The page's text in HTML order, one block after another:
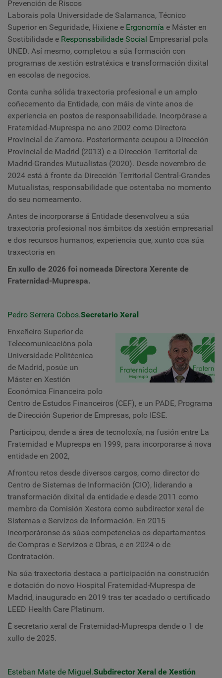
Prevención de Riscos
Laborais pola Universidade de Salamanca, Técnico
Superior en Seguridade, Hixiene e Ergonomía e Máster en
Sostibilidade e Responsabilidade Social Empresarial pola
UNED. Así mesmo, completou a súa formación con
programas de xestión estratéxica e transformación dixital
en escolas de negocios.
Conta cunha sólida traxectoria profesional e un amplo
coñecemento da Entidade, con máis de vinte anos de
experiencia en postos de responsabilidade. Incorpórase a
Fraternidad-Muprespa no ano 2002 como Directora
Provincial de Zamora. Posteriormente ocupou a Dirección
Provincial de Madrid (2013) e a Dirección Territorial de
Madrid-Grandes Mutualistas (2020). Desde novembro de
2024 está á fronte da Dirección Territorial Central-Grandes
Mutualistas, responsabilidade que ostentaba no momento
do seu nomeamento.
Antes de incorporarse á Entidade desenvolveu a súa
traxectoria profesional nos ámbitos da xestión empresarial
e dos recursos humanos, experiencia que, xunto coa súa
traxectoria en
En xullo de 2026 foi nomeada Directora Xerente de
Fraternidad-Muprespa.
Pedro Serrera Cobos.Secretario Xeral
Enxeñeiro Superior de
Telecomunicacións pola
Universidade Politécnica
de Madrid, posúe un
Máster en Xestión
Económica Financeira polo
Centro de Estudos Financeiros (CEF), e un PADE, Programa
de Dirección Superior de Empresas, polo IESE.
Participou, dende a área de tecnoloxía, na fusión entre La
Fraternidad e Muprespa en 1999, para incorporarse á nova
entidade en 2002,
Afrontou retos desde diversos cargos, como director do
Centro de Sistemas de Información (CIO), liderando a
transformación dixital da entidade e desde 2011 como
membro da Comisión Xestora como subdirector xeral de
Sistemas e Servizos de Información. En 2015
incorporáronse ás súas competencias os departamentos
de Compras e Servizos e Obras, e en 2024 o de
Contratación.
Na súa traxectoria destaca a participación na construción
e dotación do novo Hospital Fraternidad-Muprespa de
Madrid, inaugurado en 2019 tras ter acadado o certificado
LEED Health Care Platinum.
É secretario xeral de Fraternidad-Muprespa dende o 1 de
xullo de 2025.
Esteban Mate de Miguel.Subdirector Xeral de Xestión